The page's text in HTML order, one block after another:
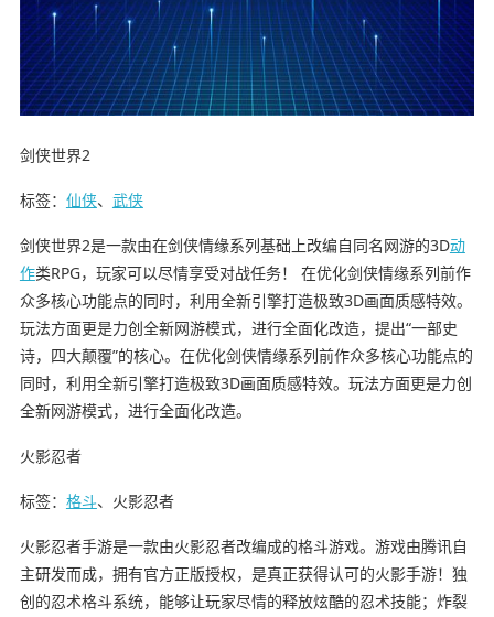
剑侠世界2
标签： 仙侠、 武侠
剑侠世界2是一款由在剑侠情缘系列基础上改编自同名网游的3D动
作类RPG，玩家可以尽情享受对战任务！ 在优化剑侠情缘系列前作
众多核心功能点的同时，利用全新引擎打造极致3D画面质感特效。
玩法方面更是力创全新网游模式，进行全面化改造，提出“一部史
诗，四大颠覆”的核心。在优化剑侠情缘系列前作众多核心功能点的
同时，利用全新引擎打造极致3D画面质感特效。玩法方面更是力创
全新网游模式，进行全面化改造。
火影忍者
标签： 格斗、火影忍者
火影忍者手游是一款由火影忍者改编成的格斗游戏。游戏由腾讯自
主研发而成，拥有官方正版授权，是真正获得认可的火影手游！独
创的忍术格斗系统，能够让玩家尽情的释放炫酷的忍术技能；炸裂